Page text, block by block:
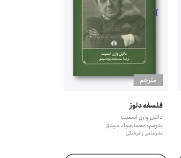
مترجم
}
فلسفه دلوز
دانیل وارن اسمیت
مترجم: محمدجواد سیدی
نشر علمی و فرهنگی